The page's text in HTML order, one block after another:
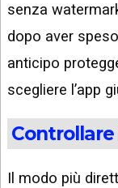
senza
dopo aver
anticipo
scegliere l’app
Il modo più